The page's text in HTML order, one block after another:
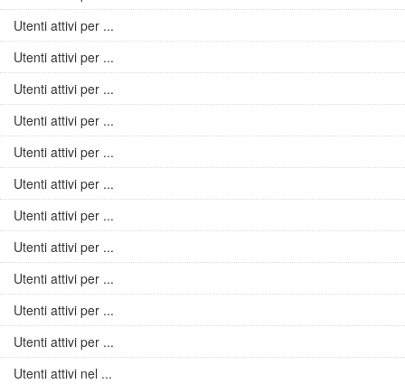
Utenti attivi per ...
Utenti attivi per ...
Utenti attivi per ...
Utenti attivi per ...
Utenti attivi per ...
Utenti attivi per ...
Utenti attivi per ...
Utenti attivi per ...
Utenti attivi per ...
Utenti attivi per ...
Utenti attivi per ...
Utenti attivi nel ...